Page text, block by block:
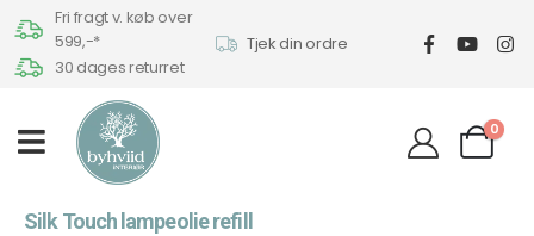
Fri fragt v. køb over
599,-*
30 dages returret
Tjek din ordre
0
Silk Touch lampeolie refill